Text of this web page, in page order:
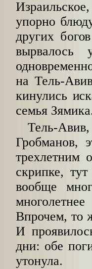
упорно
других
на Тель-
кинулись
семья
Тель-
Гробманов,
трехлетним
скрипке,
вообще
Впрочем, то
И
дни: обе
утонула.